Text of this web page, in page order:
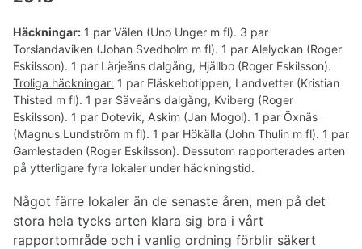
Häckningar: 1 par Välen (Uno Unger m fl). 3 par
Torslandaviken (Johan Svedholm m fl). 1 par Alelyckan (Roger
Eskilsson). 1 par Lärjeåns dalgång, Hjällbo (Roger Eskilsson).
Troliga häckningar: 1 par Fläskebotippen, Landvetter (Kristian
Thisted m fl). 1 par Säveåns dalgång, Kviberg (Roger
Eskilsson). 1 par Dotevik, Askim (Jan Mogol). 1 par Öxnäs
(Magnus Lundström m fl). 1 par Hökälla (John Thulin m fl). 1 par
Gamlestaden (Roger Eskilsson). Dessutom rapporterades arten
på ytterligare fyra lokaler under häckningstid.
Något färre lokaler än de senaste åren, men på det
stora hela tycks arten klara sig bra i vårt
rapportområde och i vanlig ordning förblir säkert